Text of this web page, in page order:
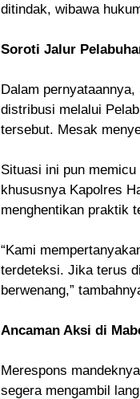
ditindak, wibawa
Soroti Jalur
Dalam
distribusi melalui
tersebut. Mesak
Situasi ini pun
khususnya Kapolres
menghentikan praktik
“Kami
terdeteksi. Jika terus
berwenang,”
Ancaman Aksi di
Merespons
segera mengambil